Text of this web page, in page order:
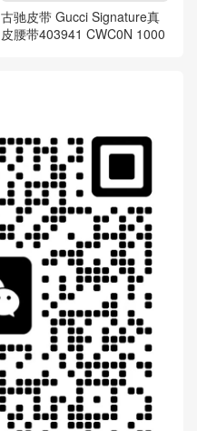
古驰皮带 Gucci Signature真
皮腰带403941 CWC0N 1000